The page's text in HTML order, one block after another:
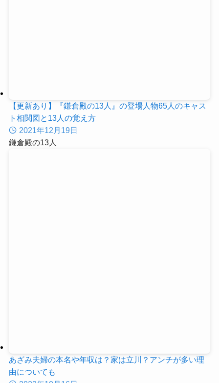
【更新あり】『鎌倉殿の13人』の登場人物65人のキャス
ト相関図と13人の覚え方
2021年12月19日
鎌倉殿の13人
あざみ夫婦の本名や年収は？家は立川？アンチが多い理
由についても